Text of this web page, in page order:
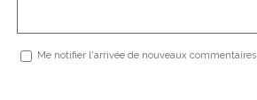
Me notifier l'arrivée de nouveaux commentaires